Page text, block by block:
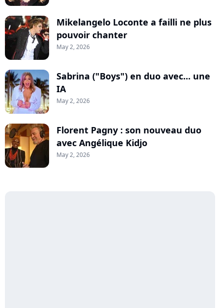
Mikelangelo Loconte a failli ne plus
pouvoir chanter
May 2, 2026
Sabrina ("Boys") en duo avec... une
IA
May 2, 2026
Florent Pagny : son nouveau duo
avec Angélique Kidjo
May 2, 2026